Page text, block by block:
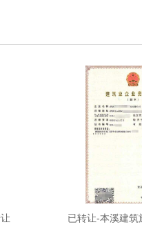
已转让-本溪建筑